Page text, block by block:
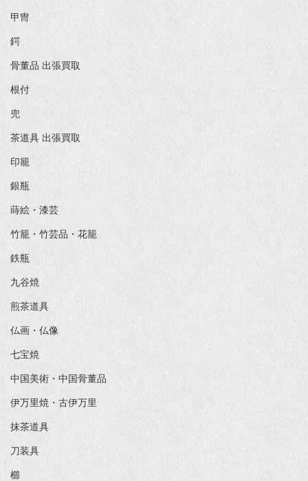
甲冑
鍔
骨董品 出張買取
根付
兜
茶道具 出張買取
印籠
銀瓶
蒔絵・漆芸
竹籠・竹芸品・花籠
鉄瓶
九谷焼
煎茶道具
仏画・仏像
七宝焼
中国美術・中国骨董品
伊万里焼・古伊万里
抹茶道具
刀装具
櫛